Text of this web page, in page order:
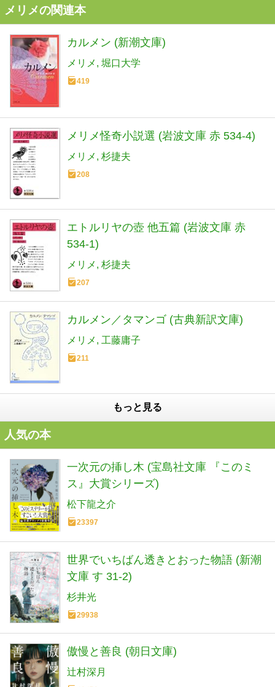
メリメの関連本
カルメン (新潮文庫)
メリメ 堀口大学
419
メリメ怪奇小説選 (岩波文庫 赤 534-4)
メリメ 杉捷夫
208
エトルリヤの壺 他五篇 (岩波文庫 赤
534-1)
メリメ 杉捷夫
207
カルメン／タマンゴ (古典新訳文庫)
メリメ 工藤庸子
211
もっと見る
人気の本
一次元の挿し木 (宝島社文庫 『このミ
ス』大賞シリーズ)
松下龍之介
23397
世界でいちばん透きとおった物語 (新潮
文庫 す 31-2)
杉井光
29938
傲慢と善良 (朝日文庫)
辻村深月